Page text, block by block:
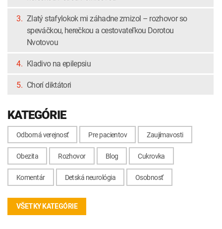
3. Zlatý stafylokok mi záhadne zmizol – rozhovor so
speváčkou, herečkou a cestovateľkou Dorotou
Nvotovou
4. Kladivo na epilepsiu
5. Chorí diktátori
KATEGÓRIE
Odborná verejnosť Pre pacientov Zaujímavosti
Obezita Rozhovor Blog Cukrovka
Komentár Detská neurológia Osobnosť
VŠETKY KATEGÓRIE